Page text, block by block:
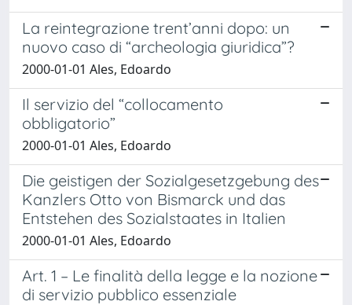
La reintegrazione trent’anni dopo: un
nuovo caso di “archeologia giuridica”?
2000-01-01 Ales, Edoardo
Il servizio del “collocamento
obbligatorio”
2000-01-01 Ales, Edoardo
Die geistigen der Sozialgesetzgebung des
Kanzlers Otto von Bismarck und das
Entstehen des Sozialstaates in Italien
2000-01-01 Ales, Edoardo
Art. 1 – Le finalità della legge e la nozione
di servizio pubblico essenziale